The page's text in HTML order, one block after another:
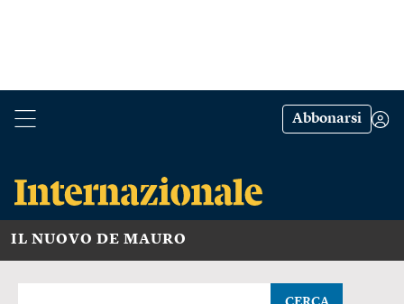
Abbonarsi
IL NUOVO DE MAURO